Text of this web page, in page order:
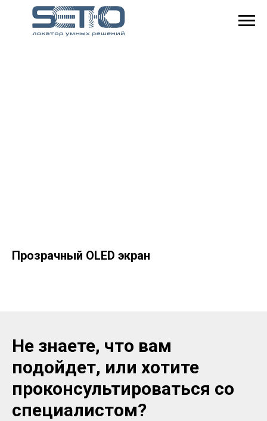
Прозрачный OLED экран
Не знаете, что вам
подойдет, или хотите
проконсультироваться со
специалистом?